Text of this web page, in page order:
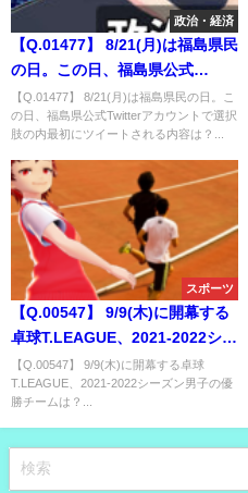
政治・経済
【Q.01477】 8/21(月)は福島県民
の日。この日、福島県公式
Twitterアカウントで選択肢の内
最初にツイートされる内容は？
【Q.01477】 8/21(月)は福島県民の日。こ
の日、福島県公式Twitterアカウントで選択
肢の内最初にツイートされる内容は？...
スポーツ
【Q.00547】 9/9(木)に開幕する
卓球T.LEAGUE、2021-2022シー
ズン男子の優勝チームは？
【Q.00547】 9/9(木)に開幕する卓球
T.LEAGUE、2021-2022シーズン男子の優
勝チームは？...